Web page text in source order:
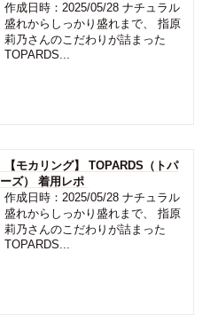
作成日時：2025/05/28 ナチュラル
盛れからしっかり盛れまで、 指原
莉乃さんのこだわりが詰まった
TOPARDS...
【モカリング】 TOPARDS（トパ
ーズ） 着用レポ
作成日時：2025/05/28 ナチュラル
盛れからしっかり盛れまで、 指原
莉乃さんのこだわりが詰まった
TOPARDS...